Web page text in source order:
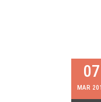
07
MAR